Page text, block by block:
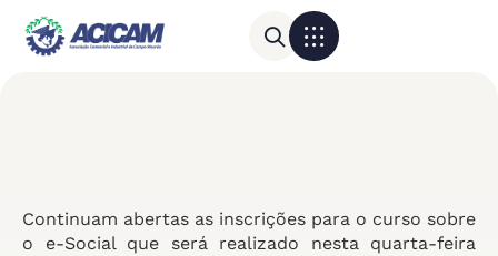
Continuam abertas as inscrições para o curso sobre
o e-Social que será realizado nesta quarta-feira